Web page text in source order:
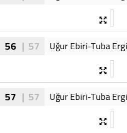
56 | 57 Uğur Ebiri-Tuba
57 | 57 Uğur Ebiri-Tuba